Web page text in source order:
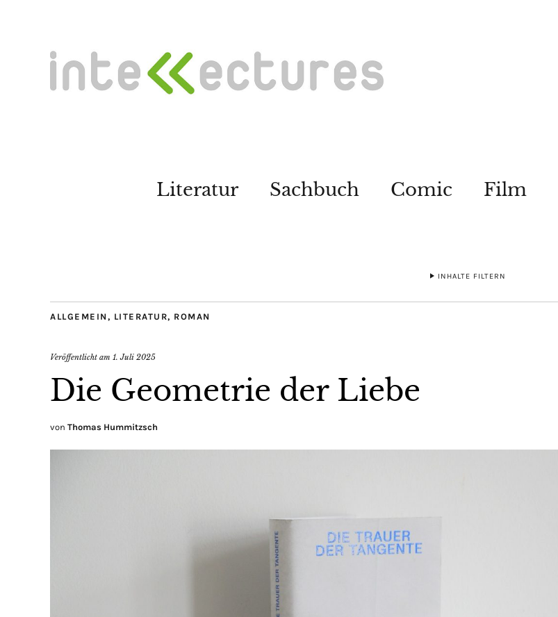
Literatur Sachbuch Comic Film
INHALTE FILTERN
ALLGEMEIN, LITERATUR, ROMAN
Veröffentlicht am 1. Juli 2025
Die Geometrie der Liebe
von Thomas Hummitzsch